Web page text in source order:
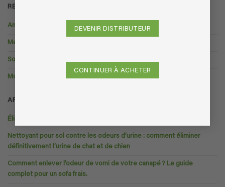
DEVENIR DISTRIBUTEUR
CONTINUER À ACHETER
RECHERCHER DANS LES PRODUITS
Animaux de compagnie
Maison, locaux et dépendances
Soin et hygiene
Moyens de locomotion
ARTICLES RÉCENTS
Éliminer l’odeur d’urine de chat du canapé
Nettoyant pour sol contre les odeurs d’urine : comment éliminer
définitivement l’urine de chat et de chien
Comment enlever l’odeur de vomi de votre canapé ? Le guide
complet pour un sofa frais.